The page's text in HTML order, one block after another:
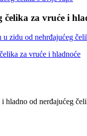
za vruće i
hladno od nerđajućeg